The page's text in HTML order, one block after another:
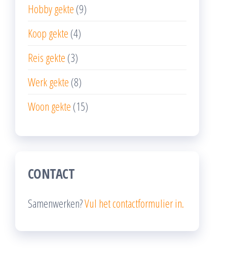
Hobby gekte (9)
Koop gekte (4)
Reis gekte (3)
Werk gekte (8)
Woon gekte (15)
CONTACT
Samenwerken?Vul het contactformulier in.